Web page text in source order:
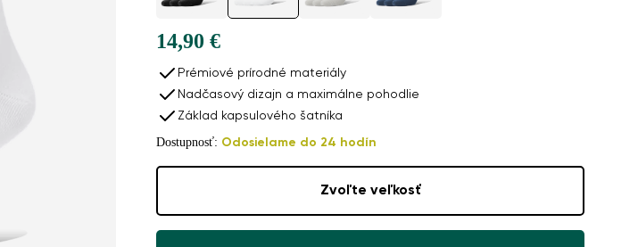
14,90 €
Prémiové prírodné materiály
Nadčasový dizajn a maximálne pohodlie
Základ kapsulového šatníka
Dostupnosť: Odosielame do 24 hodín
Zvoľte veľkosť
- Crew - Essentials - White - 3 pack
14,90 €